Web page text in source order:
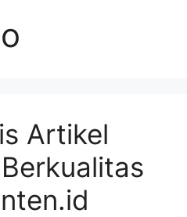
Artikel